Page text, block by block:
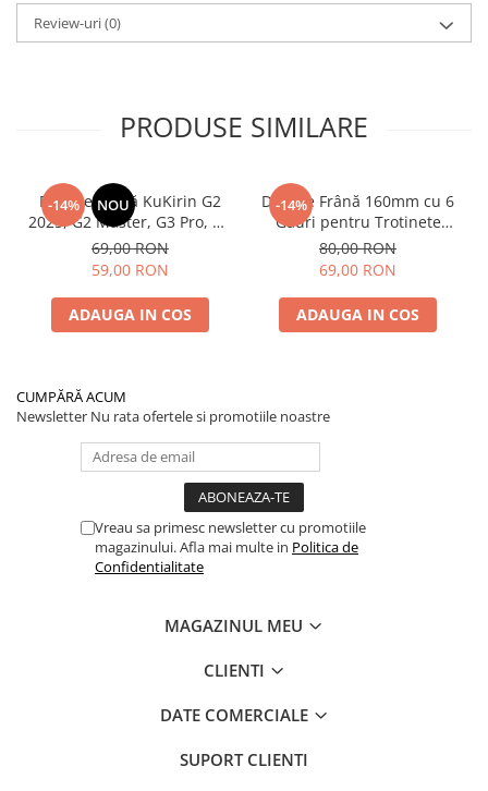
Review-uri(0)
PRODUSE SIMILARE
-14% NOU
Plăcuțe Frână KuKirin G2
2025, G2 Master, G3 Pro, G4
– Set 2 Bucăți (Față sau
Spate) Premium
69,00 RON
59,00 RON
ADAUGA IN COS
-14%
Disc de Frână 160mm cu 6
Găuri pentru Trotinete
Electrice KuKirin G4 (Model
2025) și KuKirin G2 –
Performanță Premium
80,00 RON
69,00 RON
ADAUGA IN COS
CUMPĂRĂ ACUM
Newsletter Nu rata ofertele si promotiile noastre
Vreau sa primesc newsletter cu promotiile
magazinului. Afla mai multe in Politica de
Confidentialitate
MAGAZINUL MEU
CLIENTI
DATE COMERCIALE
SUPORT CLIENTI